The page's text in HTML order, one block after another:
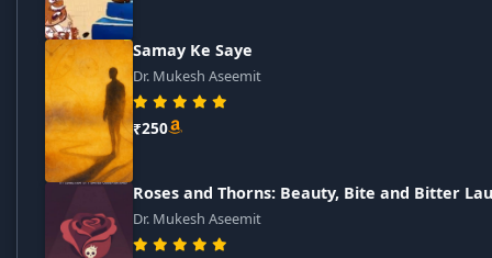
Samay Ke Saye
Dr. Mukesh Aseemit
₹250
Roses and Thorns: Beauty, Bite and Bitter
Dr. Mukesh Aseemit